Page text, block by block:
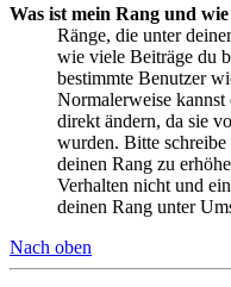
Was ist mein Rang und
Ränge, die unter
wie viele Beiträge du
bestimmte Benutzer
Normalerweise kannst
direkt ändern, da sie
wurden. Bitte
deinen Rang zu
Verhalten nicht und
deinen Rang unter
Nach oben